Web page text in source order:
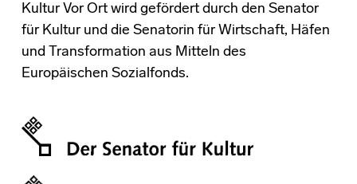
Kultur Vor Ort wird gefördert durch den Senator
für Kultur und die Senatorin für Wirtschaft, Häfen
und Transformation aus Mitteln des
Europäischen Sozialfonds.